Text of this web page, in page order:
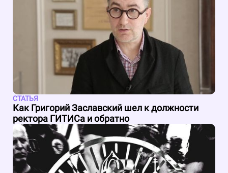
СТАТЬЯ
Как Григорий Заславский шел к должности
ректора ГИТИСа и обратно